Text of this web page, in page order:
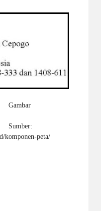
Gambar
Sumber:
komponen-peta/